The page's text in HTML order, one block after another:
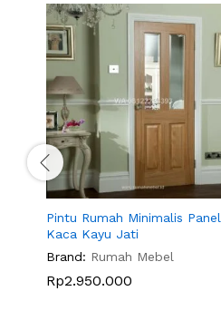
Pintu Rumah Minimalis Panel
Kaca Kayu Jati
Brand: Rumah Mebel
Rp2.950.000